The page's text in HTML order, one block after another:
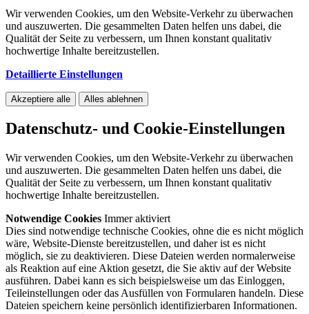
Wir verwenden Cookies, um den Website-Verkehr zu überwachen
und auszuwerten. Die gesammelten Daten helfen uns dabei, die
Qualität der Seite zu verbessern, um Ihnen konstant qualitativ
hochwertige Inhalte bereitzustellen.
Detaillierte Einstellungen
Akzeptiere alle Alles ablehnen
Datenschutz- und Cookie-Einstellungen
Wir verwenden Cookies, um den Website-Verkehr zu überwachen
und auszuwerten. Die gesammelten Daten helfen uns dabei, die
Qualität der Seite zu verbessern, um Ihnen konstant qualitativ
hochwertige Inhalte bereitzustellen.
Notwendige Cookies Immer aktiviert
Dies sind notwendige technische Cookies, ohne die es nicht möglich
wäre, Website-Dienste bereitzustellen, und daher ist es nicht
möglich, sie zu deaktivieren. Diese Dateien werden normalerweise
als Reaktion auf eine Aktion gesetzt, die Sie aktiv auf der Website
ausführen. Dabei kann es sich beispielsweise um das Einloggen,
Teileinstellungen oder das Ausfüllen von Formularen handeln. Diese
Dateien speichern keine persönlich identifizierbaren Informationen.